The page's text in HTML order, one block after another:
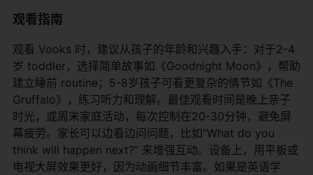
观看指南
观看 Vooks 时，建议从孩子的年龄和兴趣入手：对于2-4
岁 toddler，选择简单故事如《Goodnight Moon》，帮助
建立睡前 routine；5-8岁孩子可看更复杂的情节如《The
Gruffalo》，练习听力和理解。最佳观看时间是晚上亲子
时光，或周末家庭活动，每次控制在20-30分钟，避免屏
幕疲劳。家长可以边看边问问题，比如“What do you
think will happen next?” 来增强互动。设备上，用平板或
电视大屏效果更好，因为动画细节丰富。如果是英语学